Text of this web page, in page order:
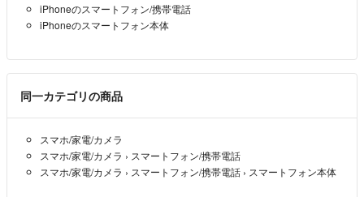
iPhoneのスマートフォン/携帯電話
iPhoneのスマートフォン本体
同一カテゴリの商品
スマホ/家電/カメラ
スマホ/家電/カメラ › スマートフォン/携帯電話
スマホ/家電/カメラ › スマートフォン/携帯電話 › スマートフォン本体